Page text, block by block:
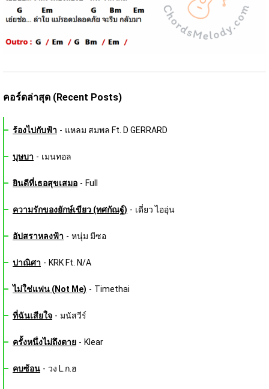
คอร์ดล่าสุด (Recent Posts)
ร้องไปกับฟ้า - แหลม สมพล Ft. D GERRARD
บุษบา - เมนทอล
ยินดีที่เธอสุขเสมอ - Full
ความรักของยักษ์เขียว (ทศกัณฐ์) - เดี่ยว ไออุ่น
อัปสราหลงฟ้า - หนุ่ม มีซอ
ปาณิศา - KRK Ft. N/A
ไม่ใช่แฟน (Not Me) - Timethai
ที่ฉันเสียใจ - มนัสวีร์
ครั้งหนึ่งไม่ถึงตาย - Klear
คบซ้อน - วง L.ก.ฮ